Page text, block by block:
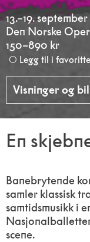
13.–19.
Den Norske
150–890 kr
Legg til i
Visninger og
En
Banebrytende
samler klassisk
samtidsmusikk i
scene.